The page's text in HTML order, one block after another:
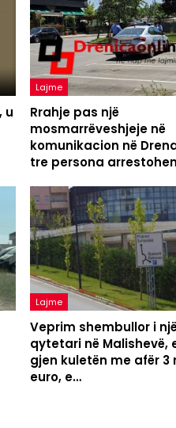
u
Lajme
Rrahje pas një
mosmarrëveshjeje në
komunikacion në
tre persona arrestohen
Lajme
Veprim shembullor i
qytetari në Malishevë,
gjen kuletën me afër 3
euro, e…